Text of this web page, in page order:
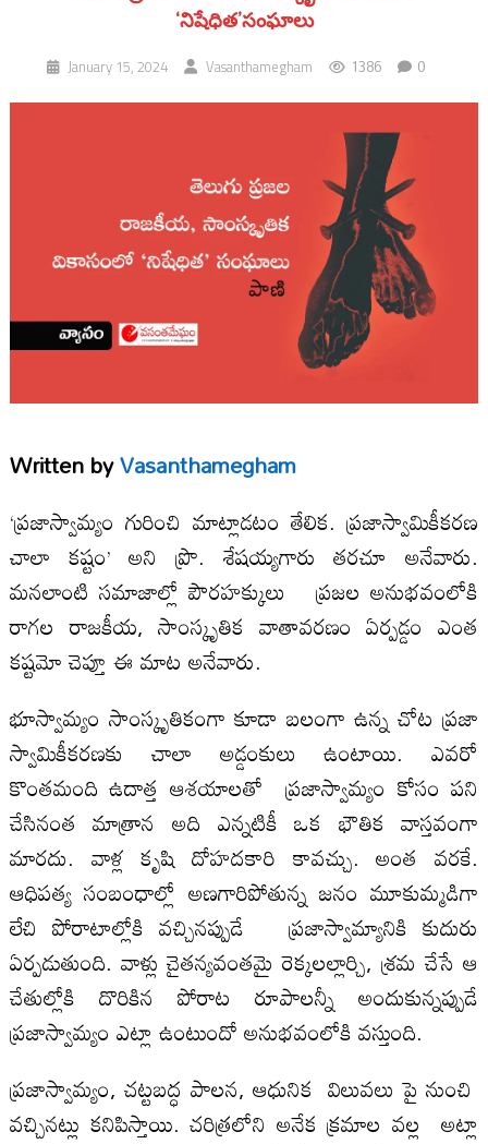
‘నిషేధిత’సంఘాలు
January 15, 2024 Vasanthamegham 1386 0
Written byVasanthamegham
‘ప్రజాస్వామ్యం గురించి మాట్లాడటం తేలిక. ప్రజాస్వామికీకరణ
చాలా కష్టం’ అని ప్రొ. శేషయ్యగారు తరచూ అనేవారు.
మనలాంటి సమాజాల్లో పౌరహక్కులు ప్రజల అనుభవంలోకి
రాగల రాజకీయ, సాంస్కృతిక వాతావరణం ఏర్పడ్డం ఎంత
కష్టమో చెప్తూ ఈ మాట అనేవారు.
భూస్వామ్యం సాంస్కృతికంగా కూడా బలంగా ఉన్న చోట ప్రజా
స్వామికీకరణకు చాలా అడ్డంకులు ఉంటాయి. ఎవరో
కొంతమంది ఉదాత్త ఆశయాలతో ప్రజాస్వామ్యం కోసం పని
చేసినంత మాత్రాన అది ఎన్నటికీ ఒక భౌతిక వాస్తవంగా
మారదు. వాళ్ల కృషి దోహదకారి కావచ్చు. అంత వరకే.
ఆధిపత్య సంబంధాల్లో అణగారిపోతున్న జనం మూకుమ్మడిగా
లేచి పోరాటాల్లోకి వచ్చినప్పుడే ప్రజాస్వామ్యానికి కుదురు
ఏర్పడుతుంది. వాళ్లు చైతన్యవంతమై రెక్కలల్లార్చి, శ్రమ చేసే ఆ
చేతుల్లోకి దొరికిన పోరాట రూపాలన్నీ అందుకున్నప్పుడే
ప్రజాస్వామ్యం ఎట్లా ఉంటుందో అనుభవంలోకి వస్తుంది.
ప్రజాస్వామ్యం, చట్టబద్ధ పాలన, ఆధునిక విలువలు పై నుంచి
వచ్చినట్లు కనిపిస్తాయి. చరిత్రలోని అనేక క్రమాల వల్ల అట్లా